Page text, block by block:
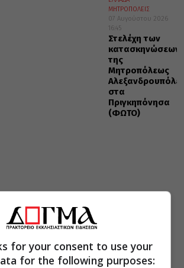
ΜΗΤΡΟΠΟΛΕΙΣ
07 Αυγούστου 2026
16:45
Στελέχη των
κατασκηνώσεων
της
Μητροπόλεως
στα
Πριγκηπόνησα
(ΦΩΤΟ)
for your consent to use your
for the following purposes: